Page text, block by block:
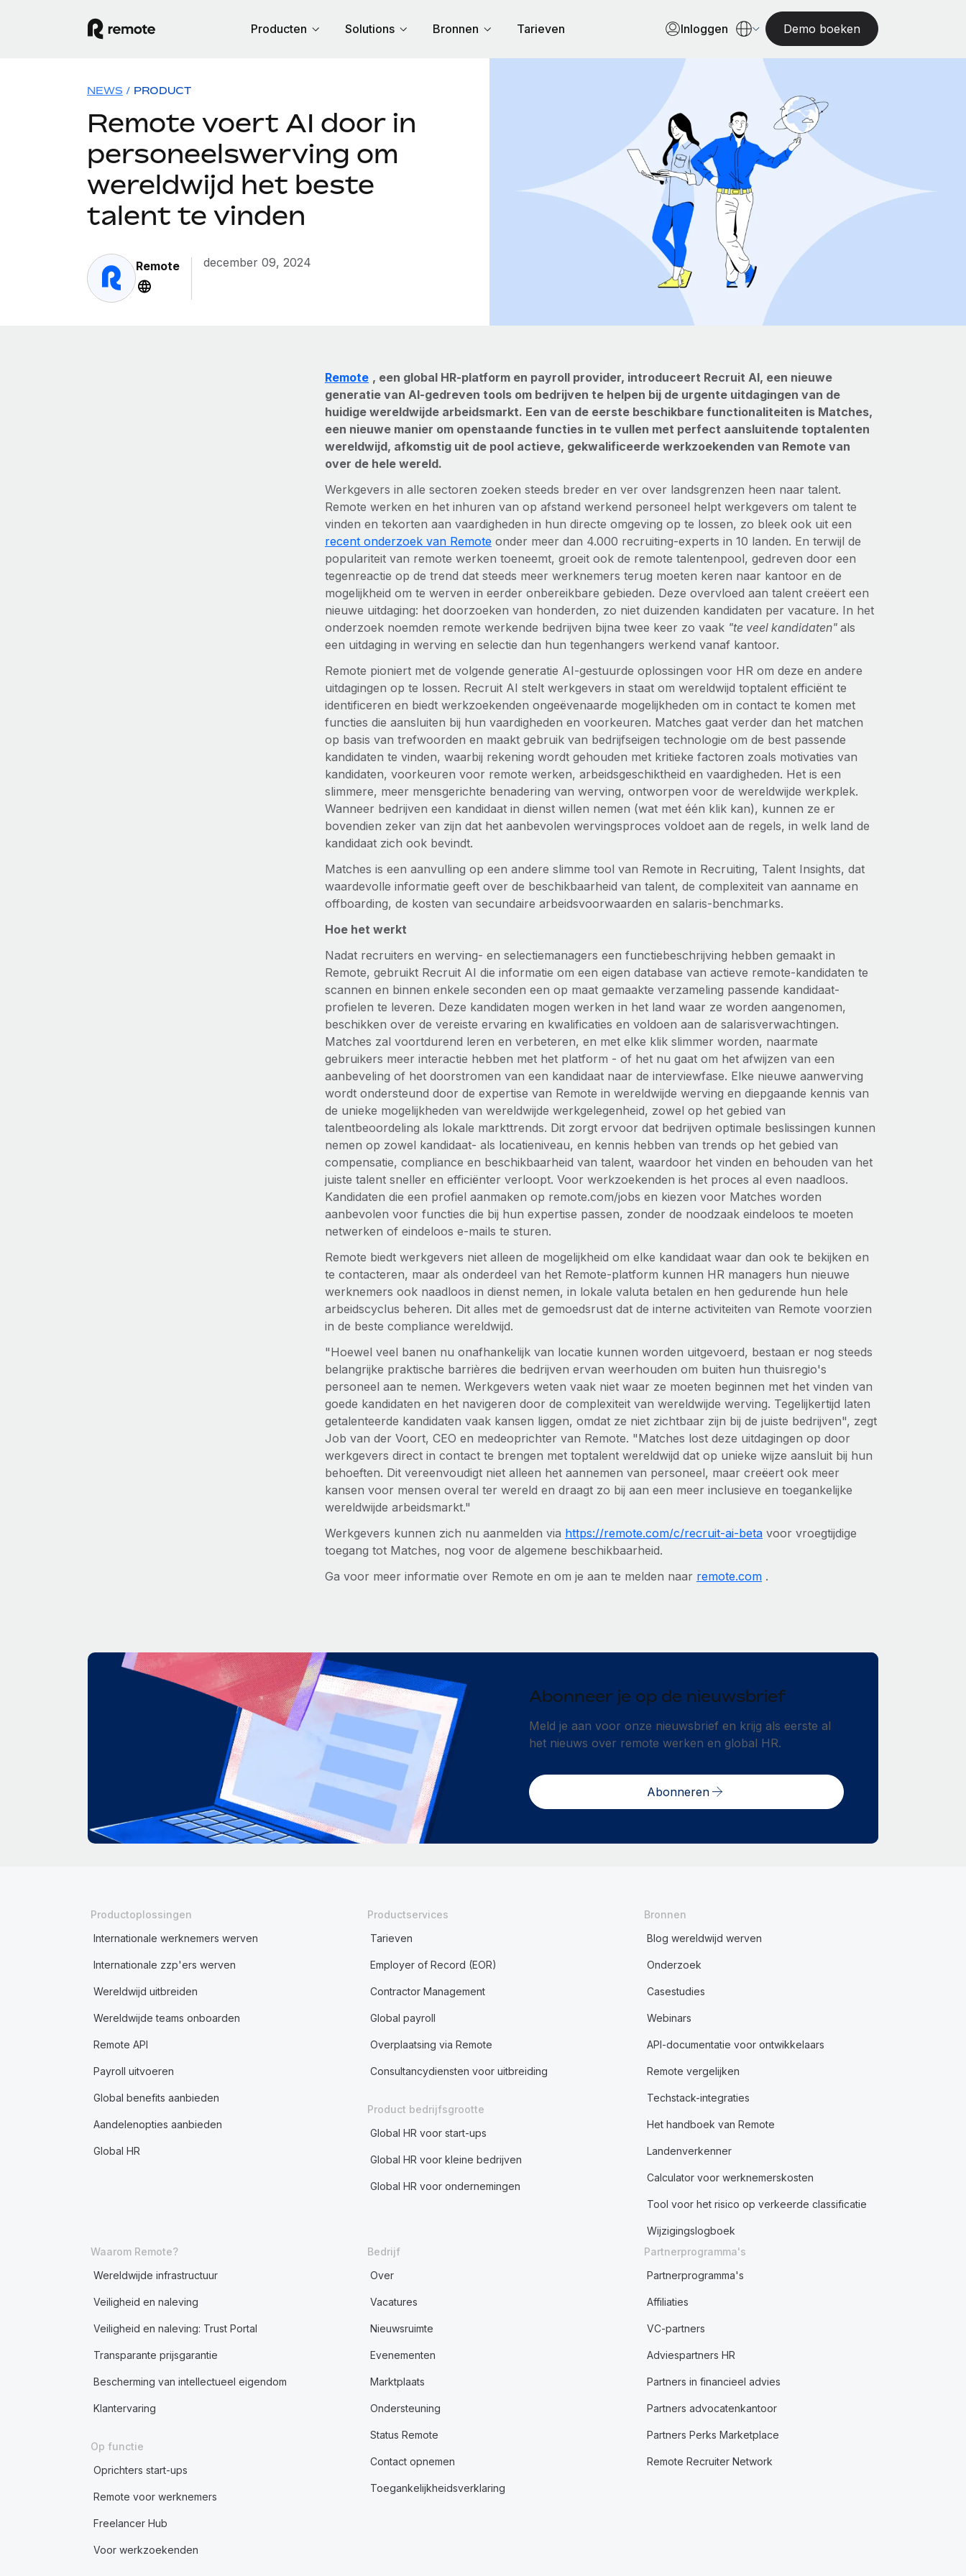
Producten Solutions Bronnen Tarieven Inloggen Demo boeken
NEWS / PRODUCT
Remote voert AI door in
personeelswerving om
wereldwijd het beste
talent te vinden
Remote december 09, 2024
Remote , een global HR-platform en payroll provider, introduceert Recruit AI, een nieuwe
generatie van AI-gedreven tools om bedrijven te helpen bij de urgente uitdagingen van de
huidige wereldwijde arbeidsmarkt. Een van de eerste beschikbare functionaliteiten is Matches,
een nieuwe manier om openstaande functies in te vullen met perfect aansluitende toptalenten
wereldwijd, afkomstig uit de pool actieve, gekwalificeerde werkzoekenden van Remote van
over de hele wereld.
Werkgevers in alle sectoren zoeken steeds breder en ver over landsgrenzen heen naar talent.
Remote werken en het inhuren van op afstand werkend personeel helpt werkgevers om talent te
vinden en tekorten aan vaardigheden in hun directe omgeving op te lossen, zo bleek ook uit een
recent onderzoek van Remote onder meer dan 4.000 recruiting-experts in 10 landen. En terwijl de
populariteit van remote werken toeneemt, groeit ook de remote talentenpool, gedreven door een
tegenreactie op de trend dat steeds meer werknemers terug moeten keren naar kantoor en de
mogelijkheid om te werven in eerder onbereikbare gebieden. Deze overvloed aan talent creëert een
nieuwe uitdaging: het doorzoeken van honderden, zo niet duizenden kandidaten per vacature. In het
onderzoek noemden remote werkende bedrijven bijna twee keer zo vaak "te veel kandidaten" als
een uitdaging in werving en selectie dan hun tegenhangers werkend vanaf kantoor.
Remote pioniert met de volgende generatie AI-gestuurde oplossingen voor HR om deze en andere
uitdagingen op te lossen. Recruit AI stelt werkgevers in staat om wereldwijd toptalent efficiënt te
identificeren en biedt werkzoekenden ongeëvenaarde mogelijkheden om in contact te komen met
functies die aansluiten bij hun vaardigheden en voorkeuren. Matches gaat verder dan het matchen
op basis van trefwoorden en maakt gebruik van bedrijfseigen technologie om de best passende
kandidaten te vinden, waarbij rekening wordt gehouden met kritieke factoren zoals motivaties van
kandidaten, voorkeuren voor remote werken, arbeidsgeschiktheid en vaardigheden. Het is een
slimmere, meer mensgerichte benadering van werving, ontworpen voor de wereldwijde werkplek.
Wanneer bedrijven een kandidaat in dienst willen nemen (wat met één klik kan), kunnen ze er
bovendien zeker van zijn dat het aanbevolen wervingsproces voldoet aan de regels, in welk land de
kandidaat zich ook bevindt.
Matches is een aanvulling op een andere slimme tool van Remote in Recruiting, Talent Insights, dat
waardevolle informatie geeft over de beschikbaarheid van talent, de complexiteit van aanname en
offboarding, de kosten van secundaire arbeidsvoorwaarden en salaris-benchmarks.
Hoe het werkt
Nadat recruiters en werving- en selectiemanagers een functiebeschrijving hebben gemaakt in
Remote, gebruikt Recruit AI die informatie om een eigen database van actieve remote-kandidaten te
scannen en binnen enkele seconden een op maat gemaakte verzameling passende kandidaat-
profielen te leveren. Deze kandidaten mogen werken in het land waar ze worden aangenomen,
beschikken over de vereiste ervaring en kwalificaties en voldoen aan de salarisverwachtingen.
Matches zal voortdurend leren en verbeteren, en met elke klik slimmer worden, naarmate
gebruikers meer interactie hebben met het platform - of het nu gaat om het afwijzen van een
aanbeveling of het doorstromen van een kandidaat naar de interviewfase. Elke nieuwe aanwerving
wordt ondersteund door de expertise van Remote in wereldwijde werving en diepgaande kennis van
de unieke mogelijkheden van wereldwijde werkgelegenheid, zowel op het gebied van
talentbeoordeling als lokale markttrends. Dit zorgt ervoor dat bedrijven optimale beslissingen kunnen
nemen op zowel kandidaat- als locatieniveau, en kennis hebben van trends op het gebied van
compensatie, compliance en beschikbaarheid van talent, waardoor het vinden en behouden van het
juiste talent sneller en efficiënter verloopt. Voor werkzoekenden is het proces al even naadloos.
Kandidaten die een profiel aanmaken op remote.com/jobs en kiezen voor Matches worden
aanbevolen voor functies die bij hun expertise passen, zonder de noodzaak eindeloos te moeten
netwerken of eindeloos e-mails te sturen.
Remote biedt werkgevers niet alleen de mogelijkheid om elke kandidaat waar dan ook te bekijken en
te contacteren, maar als onderdeel van het Remote-platform kunnen HR managers hun nieuwe
werknemers ook naadloos in dienst nemen, in lokale valuta betalen en hen gedurende hun hele
arbeidscyclus beheren. Dit alles met de gemoedsrust dat de interne activiteiten van Remote voorzien
in de beste compliance wereldwijd.
"Hoewel veel banen nu onafhankelijk van locatie kunnen worden uitgevoerd, bestaan er nog steeds
belangrijke praktische barrières die bedrijven ervan weerhouden om buiten hun thuisregio's
personeel aan te nemen. Werkgevers weten vaak niet waar ze moeten beginnen met het vinden van
goede kandidaten en het navigeren door de complexiteit van wereldwijde werving. Tegelijkertijd laten
getalenteerde kandidaten vaak kansen liggen, omdat ze niet zichtbaar zijn bij de juiste bedrijven", zegt
Job van der Voort, CEO en medeoprichter van Remote. "Matches lost deze uitdagingen op door
werkgevers direct in contact te brengen met toptalent wereldwijd dat op unieke wijze aansluit bij hun
behoeften. Dit vereenvoudigt niet alleen het aannemen van personeel, maar creëert ook meer
kansen voor mensen overal ter wereld en draagt zo bij aan een meer inclusieve en toegankelijke
wereldwijde arbeidsmarkt."
Werkgevers kunnen zich nu aanmelden via https://remote.com/c/recruit-ai-betavoor vroegtijdige
toegang tot Matches, nog voor de algemene beschikbaarheid.
Ga voor meer informatie over Remote en om je aan te melden naar remote.com.
Abonneer je op de nieuwsbrief
Meld je aan voor onze nieuwsbrief en krijg als eerste al
het nieuws over remote werken en global HR.
Abonneren
Productoplossingen
Internationale werknemers werven
Internationale zzp'ers werven
Wereldwijd uitbreiden
Wereldwijde teams onboarden
Remote API
Payroll uitvoeren
Global benefits aanbieden
Aandelenopties aanbieden
Global HR
Productservices
Tarieven
Employer of Record (EOR)
Contractor Management
Global payroll
Overplaatsing via Remote
Consultancydiensten voor uitbreiding
Product bedrijfsgrootte
Global HR voor start-ups
Global HR voor kleine bedrijven
Global HR voor ondernemingen
Bronnen
Blog wereldwijd werven
Onderzoek
Casestudies
Webinars
API-documentatie voor ontwikkelaars
Remote vergelijken
Techstack-integraties
Het handboek van Remote
Landenverkenner
Calculator voor werknemerskosten
Tool voor het risico op verkeerde classificatie
Wijzigingslogboek
Waarom Remote?
Wereldwijde infrastructuur
Veiligheid en naleving
Veiligheid en naleving: Trust Portal
Transparante prijsgarantie
Bescherming van intellectueel eigendom
Klantervaring
Op functie
Oprichters start-ups
Remote voor werknemers
Freelancer Hub
Voor werkzoekenden
Bedrijf
Over
Vacatures
Nieuwsruimte
Evenementen
Marktplaats
Ondersteuning
Status Remote
Contact opnemen
Toegankelijkheidsverklaring
Partnerprogramma's
Partnerprogramma's
Affiliaties
VC-partners
Adviespartners HR
Partners in financieel advies
Partners advocatenkantoor
Partners Perks Marketplace
Remote Recruiter Network